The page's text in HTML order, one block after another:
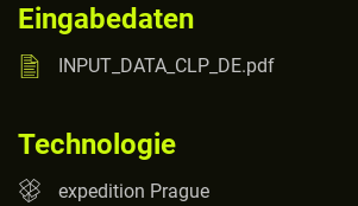
Eingabedaten
INPUT_DATA_CLP_DE.pdf
Technologie
expedition Prague